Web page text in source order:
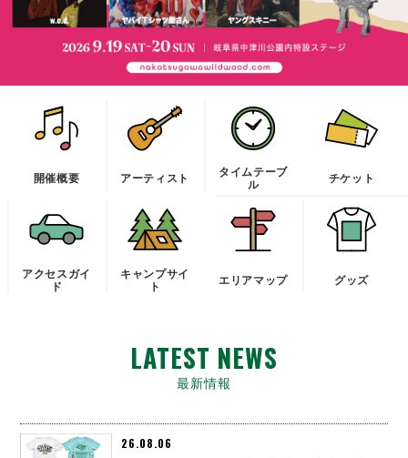
開催概要 アーティスト
タイムテーブ
ル
チケット
アクセスガイ
ド
キャンプサイ
ト
エリアマップ グッズ
LATEST NEWS
最新情報
26.08.06